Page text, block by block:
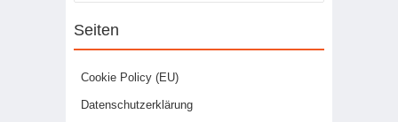
Seiten
Cookie Policy (EU)
Datenschutzerklärung